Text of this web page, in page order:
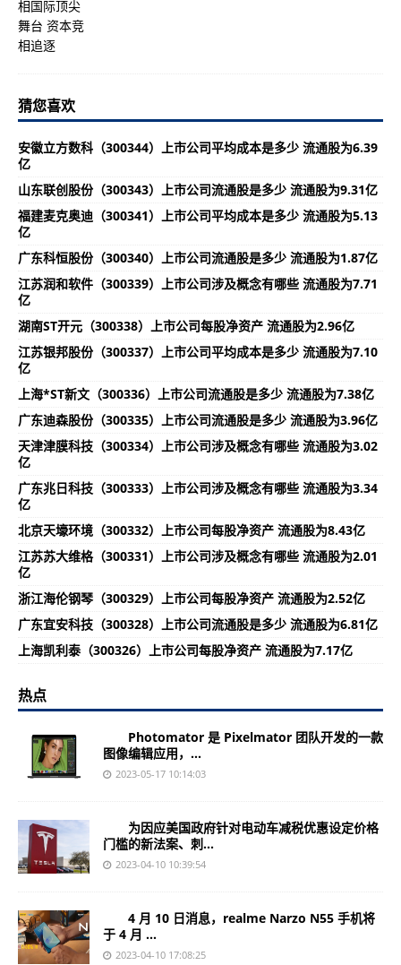
猜您喜欢
安徽立方数科（300344）上市公司平均成本是多少 流通股为6.39
亿
山东联创股份（300343）上市公司流通股是多少 流通股为9.31亿
福建麦克奥迪（300341）上市公司平均成本是多少 流通股为5.13
亿
广东科恒股份（300340）上市公司流通股是多少 流通股为1.87亿
江苏润和软件（300339）上市公司涉及概念有哪些 流通股为7.71
亿
湖南ST开元（300338）上市公司每股净资产 流通股为2.96亿
江苏银邦股份（300337）上市公司平均成本是多少 流通股为7.10
亿
上海*ST新文（300336）上市公司流通股是多少 流通股为7.38亿
广东迪森股份（300335）上市公司流通股是多少 流通股为3.96亿
天津津膜科技（300334）上市公司涉及概念有哪些 流通股为3.02
亿
广东兆日科技（300333）上市公司涉及概念有哪些 流通股为3.34
亿
北京天壕环境（300332）上市公司每股净资产 流通股为8.43亿
江苏苏大维格（300331）上市公司涉及概念有哪些 流通股为2.01
亿
浙江海伦钢琴（300329）上市公司每股净资产 流通股为2.52亿
广东宜安科技（300328）上市公司流通股是多少 流通股为6.81亿
上海凯利泰（300326）上市公司每股净资产 流通股为7.17亿
热点
Photomator 是 Pixelmator 团队开发的一款
图像编辑应用，...
2023-05-17 10:14:03
为因应美国政府针对电动车减税优惠设定价格
门槛的新法案、刺...
2023-04-10 10:39:54
4 月 10 日消息，realme Narzo N55 手机将
于 4 月 ...
2023-04-10 17:08:25